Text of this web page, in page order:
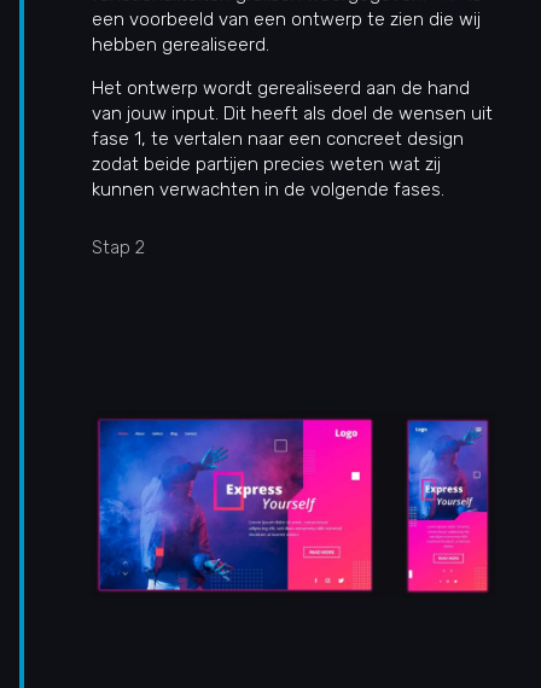
een voorbeeld van een ontwerp te zien die wij
hebben gerealiseerd.
Het ontwerp wordt gerealiseerd aan de hand
van jouw input. Dit heeft als doel de wensen uit
fase 1, te vertalen naar een concreet design
zodat beide partijen precies weten wat zij
kunnen verwachten in de volgende fases.
Stap 2